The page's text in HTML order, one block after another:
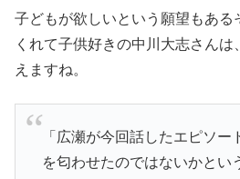
子どもが欲しいという願望もある
くれて子供好きの中川大志さん
えますね。
「広瀬が今回話したエピソー
を匂わせたのではないかとい